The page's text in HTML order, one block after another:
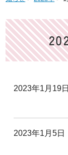
2023年1月19日
2023年1月5日